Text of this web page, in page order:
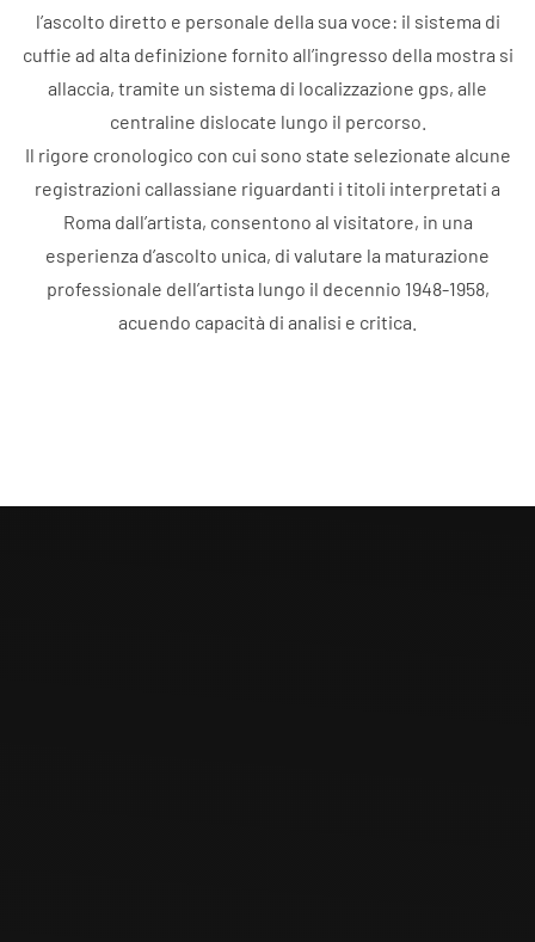
l’ascolto diretto e personale della sua voce: il sistema di
cuffie ad alta definizione fornito all’ingresso della mostra si
allaccia, tramite un sistema di localizzazione gps, alle
centraline dislocate lungo il percorso.
Il rigore cronologico con cui sono state selezionate alcune
registrazioni callassiane riguardanti i titoli interpretati a
Roma dall’artista, consentono al visitatore, in una
esperienza d’ascolto unica, di valutare la maturazione
professionale dell’artista lungo il decennio 1948-1958,
acuendo capacità di analisi e critica.